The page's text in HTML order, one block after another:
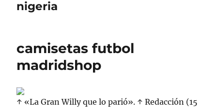
nigeria
camisetas futbol
madridshop
↑ «La Gran Willy que lo parió». ↑ Redacción (15